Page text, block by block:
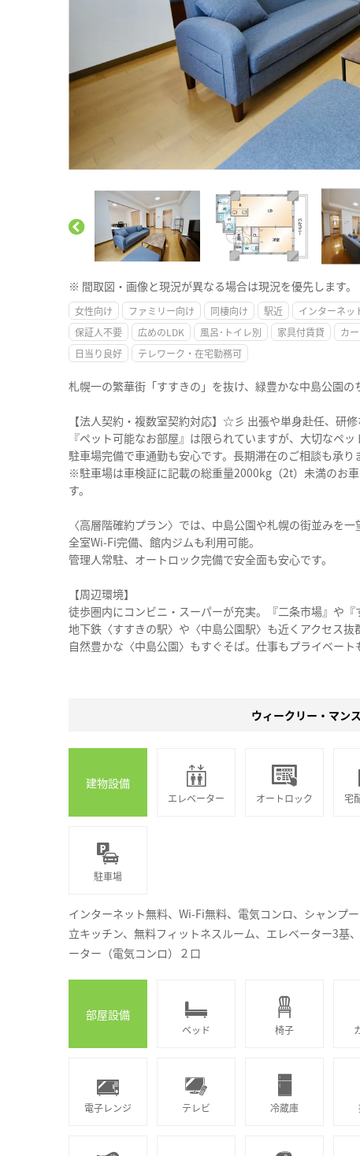
※ 間取図・画像と現況が異なる場合は現況を優先します。
女性向け ファミリー向け 同棲向け 駅近 インターネッ
保証人不要
広めのLDK 風呂･トイレ別 家具付賃貸 カ
日当り良好
テレワーク・在宅勤務可
札幌一の繁華街「すすきの」を抜け、緑豊かな中島公園の
【法人契約・複数室契約対応】☆彡 出張や単身赴任、研
『ペット可能なお部屋』は限られていますが、大切なペ
駐車場完備で車通勤も安心です。長期滞在のご相談も承り
※駐車場は車検証に記載の総重量2000kg（2t）未満のお
す。
〈高層階確約プラン〉では、中島公園や札幌の街並みを
全室Wi-Fi完備、館内ジムも利用可能。
管理人常駐、オートロック完備で安全面も安心です。
【周辺環境】
徒歩圏内にコンビニ・スーパーが充実。『二条市場』や『
地下鉄〈すすきの駅〉や〈中島公園駅〉も近くアクセス抜
自然豊かな〈中島公園〉もすぐそば。仕事もプライベー
ウィークリー・マン
建物設備
エレベーター オートロック 宅
駐車場
インターネット無料、Wi-Fi無料、電気コンロ、シャンプ
立キッチン、無料フィットネスルーム、エレベーター3基
ーター（電気コンロ）２口
部屋設備
ベッド 椅子
電子レンジ テレビ 冷蔵庫